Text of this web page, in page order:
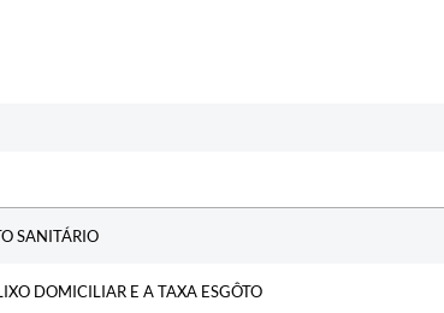
SANITÁRIO
DOMICILIAR E A TAXA ESGÔTO